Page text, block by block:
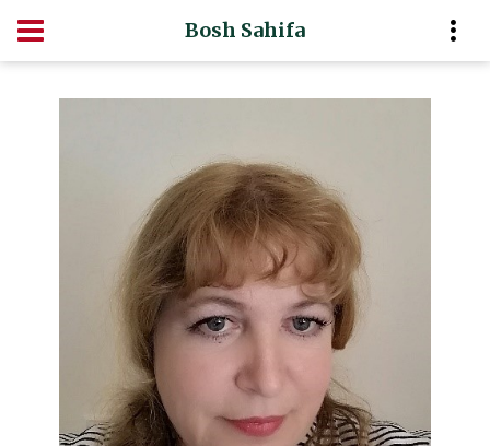
Bosh Sahifa